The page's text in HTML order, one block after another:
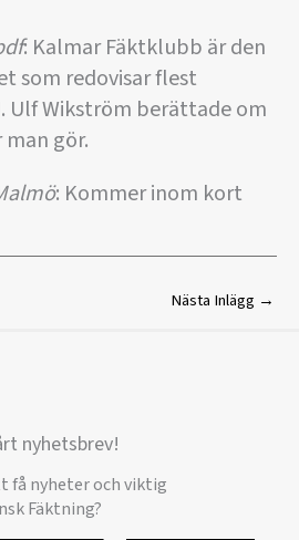
: Kalmar Fäktklubb är den
som redovisar flest
Ulf Wikström berättade om
gör.
: Kommer inom kort
Nästa Inlägg →
nyhetsbrev!
få nyheter och viktig
Fäktning?